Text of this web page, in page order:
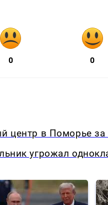
0 0
центр в Поморье за
угрожал